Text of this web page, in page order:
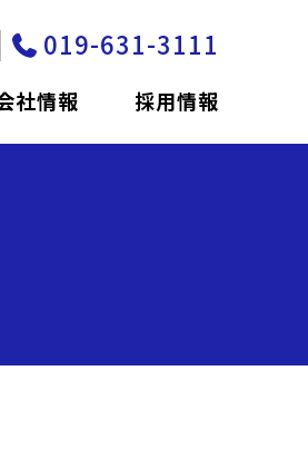
019-631-3111
社情報 採用情報